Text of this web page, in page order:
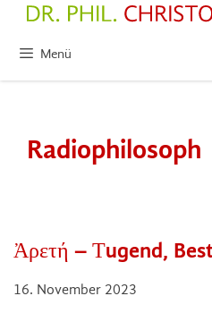
springenMenü
Radiophilosoph
Ἀρετή – Τugend,
16. November 2023